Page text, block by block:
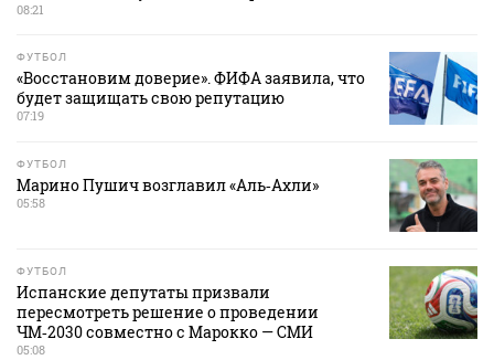
08:21
ФУТБОЛ
«Восстановим доверие». ФИФА заявила, что
будет защищать свою репутацию
07:19
ФУТБОЛ
Марино Пушич возглавил «Аль‑Ахли»
05:58
ФУТБОЛ
Испанские депутаты призвали
пересмотреть решение о проведении
ЧМ‑2030 совместно с Марокко — СМИ
05:08